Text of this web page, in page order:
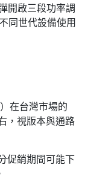
開啟三段功率調
同世代設備使用
在台灣市場的
，視版本與通路
促銷期間可能下